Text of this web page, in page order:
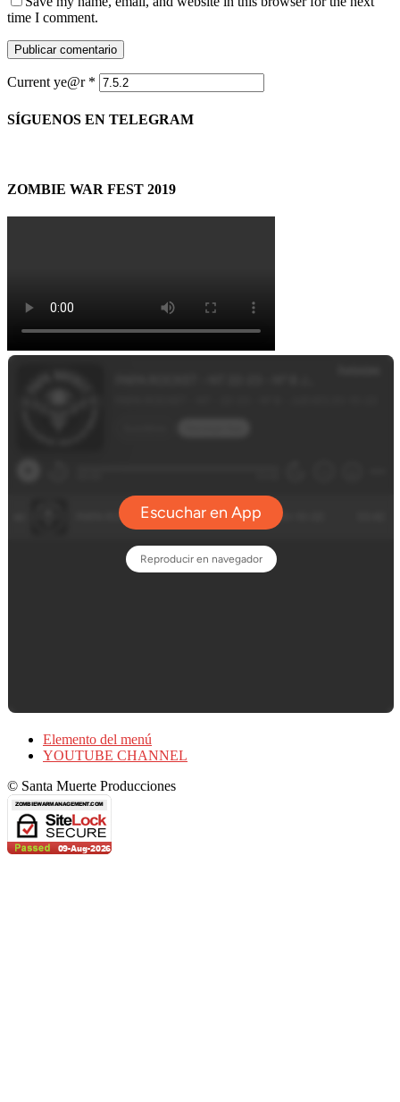
time I comment.
Current ye@r *
SÍGUENOS EN TELEGRAM
ZOMBIE WAR FEST 2019
Elemento del menú
YOUTUBE CHANNEL
© Santa Muerte Producciones